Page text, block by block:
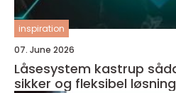
inspiration
07. June 2026
Låsesystem kastrup sådan vælger du en
sikker og fleksibel løsning